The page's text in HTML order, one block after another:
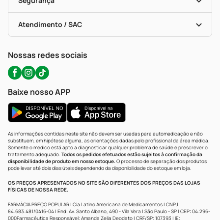
Troca E Devolução
Bulas De A A Z
Políticas De Marketplace
Testes Rápidos
Autoteste Covid-19
Certificado De Segurança
Portal Da Privacidade
Atendimento / SAC
WhatsApp (47) 9202-1687
Nossas redes sociais
Baixe nosso APP
As informações contidas neste site não devem ser usadas para automedicação e não
substituem, em hipótese alguma, as orientações dadas pelo profissional da área médica.
Somente o médico está apto a diagnosticar qualquer problema de saúde e prescrever o
tratamento adequado. Todos os pedidos efetuados estão sujeitos à confirmação da
disponibilidade de produto em nosso estoque.O processo de separação dos produtos
pode levar até dois dias úteis dependendo da disponibilidade do estoque em loja.
OS PREÇOS APRESENTADOS NO SITE SÃO DIFERENTES DOS PREÇOS DAS LOJAS
FÍSICAS DE NOSSA REDE.
FARMÁCIA PREÇO POPULAR | Cia Latino Americana de Medicamentos | CNPJ:
84.683.481/0416-04 | End: Av. Santo Albano, 490 - Vila Vera | São Paulo - SP | CEP: 04.296-
000Farmacêutica Responsável: Amanda Zelia Deodato | CRF/SP: 107393 | IE: